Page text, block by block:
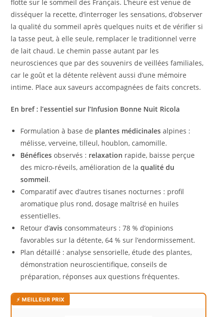
flotte sur le sommeil des Français. L’heure est venue de
disséquer la recette, d’interroger les sensations, d’observer
la qualité du sommeil après quelques nuits et de vérifier si
la tasse peut, à elle seule, remplacer le traditionnel verre
de lait chaud. Le chemin passe autant par les
neurosciences que par des souvenirs de veillées familiales,
car le goût et la détente relèvent aussi d’une mémoire
intime. Place aux saveurs accompagnées de faits concrets.
En bref : l’essentiel sur l’Infusion Bonne Nuit Ricola
Formulation à base de plantes médicinales alpines :
mélisse, verveine, tilleul, houblon, camomille.
Bénéfices observés : relaxation rapide, baisse perçue
des micro-réveils, amélioration de laqualité du
sommeil.
Comparatif avec d’autres tisanes nocturnes : profil
aromatique plus rond, dosage maîtrisé en huiles
essentielles.
Retour d’avis consommateurs : 78 % d’opinions
favorables sur la détente, 64 % sur l’endormissement.
Plan détaillé : analyse sensorielle, étude des plantes,
démonstration neuroscientifique, conseils de
préparation, réponses aux questions fréquentes.
⚡ MEILLEUR PRIX